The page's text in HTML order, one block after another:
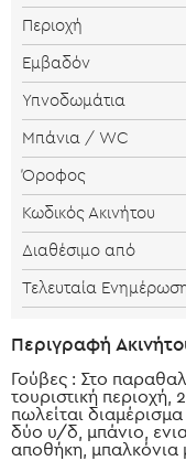
Περιοχή
Εμβαδόν
Υπνοδωμάτια
Μπάνια / WC
Όροφος
Κωδικός Ακινήτου
Διαθέσιμο από
Τελευταία
Περιγραφή
Γούβες : Στο
τουριστική
πωλείται
δύο υ/δ, μπάνιο,
αποθήκη,